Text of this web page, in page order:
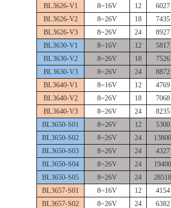
BL3626-V1
8~16V 12 6027
BL3626-V2
8~26V 18 7435
BL3626-V3
8~26V 24 8927
BL3630-V1
8~16V 12 5817
BL3630-V2
8~26V 18 7526
BL3630-V3
8~26V 24 8872
BL3640-V1
8~16V 12 4769
BL3640-V2
8~26V 18 7068
BL3640-V3
8~26V 24 8235
BL3650-S01
8~26V 12 5300
BL3650-S02
8~26V 24 13800
BL3650-S03
8~26V 24 4327
BL3650-S04
8~26V 24 19400
BL3650-S05
8~26V 24 28518
BL3657-S01
8~16V 12 4154
BL3657-S02
8~26V 24 6382